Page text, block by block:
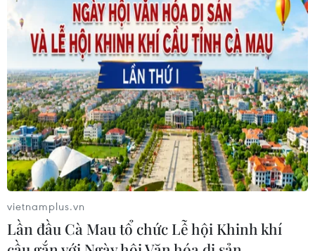
của người Mỹ giảm mạnh
25/06/2021 23:00
Giáo sư Steven Woolf lý giải dịch COVID-19 đã khiến
một bộ phận người Mỹ không thể tiếp cận các dịch vụ
chăm sóc y tế cần thiết, cũng như phải hứng chịu tình
trạng gián đoạn một số dịch vụ khác.
vietnamplus.vn
Lần đầu Cà Mau tổ chức Lễ hội Khinh khí